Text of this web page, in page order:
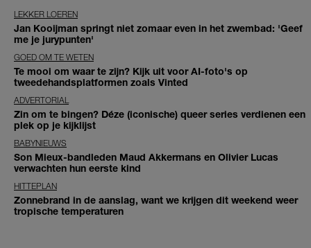
LEKKER LOEREN
Jan Kooijman springt niet zomaar even in het zwembad: 'Geef
me je jurypunten'
GOED OM TE WETEN
Te mooi om waar te zijn? Kijk uit voor AI-foto's op
tweedehandsplatformen zoals Vinted
ADVERTORIAL
Zin om te bingen? Déze (iconische) queer series verdienen een
plek op je kijklijst
BABYNIEUWS
Son Mieux-bandleden Maud Akkermans en Olivier Lucas
verwachten hun eerste kind
HITTEPLAN
Zonnebrand in de aanslag, want we krijgen dit weekend weer
tropische temperaturen